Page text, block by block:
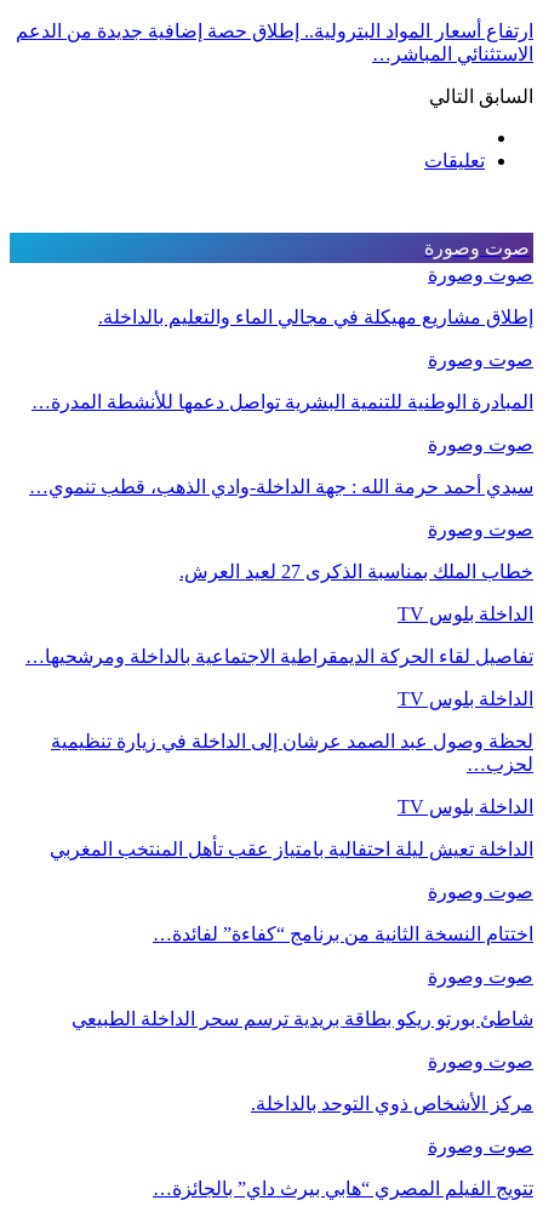
ارتفاع أسعار المواد البترولية.. إطلاق حصة إضافية جديدة من الدعم
الاستثنائي المباشر…
السابق التالي
تعليقات
صوت وصورة
صوت وصورة
إطلاق مشاريع مهيكلة في مجالي الماء والتعليم بالداخلة.
صوت وصورة
المبادرة الوطنية للتنمية البشرية تواصل دعمها للأنشطة المدرة…
صوت وصورة
سيدي أحمد حرمة الله : جهة الداخلة-وادي الذهب، قطب تنموي…
صوت وصورة
خطاب الملك بمناسبة الذكرى 27 لعيد العرش.
الداخلة بلوس TV
تفاصيل لقاء الحركة الديمقراطية الاجتماعية بالداخلة ومرشحيها…
الداخلة بلوس TV
لحظة وصول عبد الصمد عرشان إلى الداخلة في زيارة تنظيمية
لحزب…
الداخلة بلوس TV
الداخلة تعيش ليلة احتفالية بامتياز عقب تأهل المنتخب المغربي
صوت وصورة
اختتام النسخة الثانية من برنامج “كفاءة” لفائدة…
صوت وصورة
شاطئ بورتو ريكو بطاقة بريدية ترسم سحر الداخلة الطبيعي
صوت وصورة
مركز الأشخاص ذوي التوحد بالداخلة.
صوت وصورة
تتويج الفيلم المصري “هابي بيرث داي” بالجائزة…